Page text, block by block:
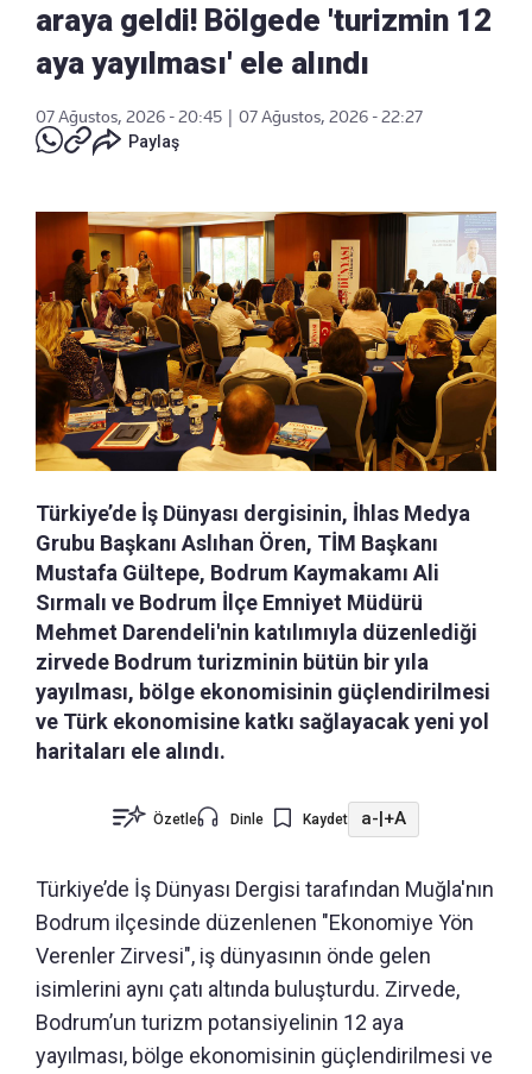
araya geldi! Bölgede 'turizmin 12
aya yayılması' ele alındı
07 Ağustos, 2026 - 20:45
07 Ağustos, 2026 - 22:27
Paylaş
Türkiye’de İş Dünyası dergisinin, İhlas Medya
Grubu Başkanı Aslıhan Ören, TİM Başkanı
Mustafa Gültepe, Bodrum Kaymakamı Ali
Sırmalı ve Bodrum İlçe Emniyet Müdürü
Mehmet Darendeli'nin katılımıyla düzenlediği
zirvede Bodrum turizminin bütün bir yıla
yayılması, bölge ekonomisinin güçlendirilmesi
ve Türk ekonomisine katkı sağlayacak yeni yol
haritaları ele alındı.
Özetle Dinle Kaydet a- +A
Türkiye’de İş Dünyası Dergisi tarafından Muğla'nın
Bodrum ilçesinde düzenlenen "Ekonomiye Yön
Verenler Zirvesi", iş dünyasının önde gelen
isimlerini aynı çatı altında buluşturdu. Zirvede,
Bodrum’un turizm potansiyelinin 12 aya
yayılması, bölge ekonomisinin güçlendirilmesi ve